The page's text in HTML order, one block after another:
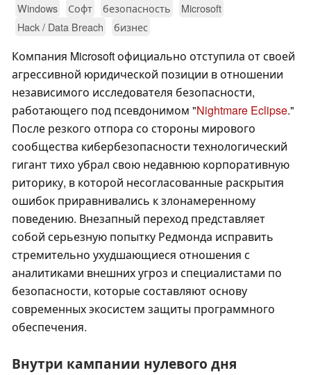
Windows Софт безопасность
Microsoft
Hack / Data Breach
бизнес
Компания Microsoft официально отступила от своей
агрессивной юридической позиции в отношении
независимого исследователя безопасности,
работающего под псевдонимом "Nightmare Eclipse."
После резкого отпора со стороны мирового
сообщества кибербезопасности технологический
гигант тихо убрал свою недавнюю корпоративную
риторику, в которой несогласованные раскрытия
ошибок приравнивались к злонамеренному
поведению. Внезапный переход представляет
собой серьезную попытку Редмонда исправить
стремительно ухудшающиеся отношения с
аналитиками внешних угроз и специалистами по
безопасности, которые составляют основу
современных экосистем защиты программного
обеспечения.
Внутри кампании нулевого дня